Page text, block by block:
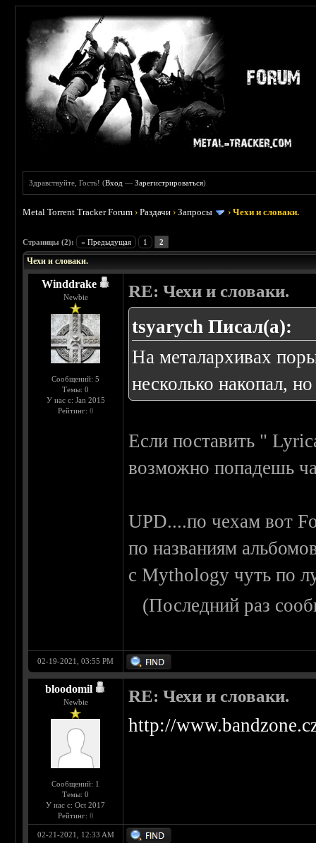
Здравствуйте, Гость! (Вход —Зарегистрироваться)
Metal Torrent Tracker Forum ›Раздачи ›Запросы ›Чехи и словаки.
Страницы (2): « Предыдущая 1 2
Чехи и словаки.
Winddrake
Newbie
Сообщений: 5
Темы: 0
У нас с: Jan 2015
Рейтинг: 0
RE: Чехи и словаки.
tsyarych Писал(а):
На металархивах
несколько накопал,
Если поставить "
возможно попадешь
UPD....по чехам вот
по названиям
c Mythology чуть по
(Последний раз
02-19-2021, 03:55 PM
bloodomil
Newbie
Сообщений: 1
Темы: 0
У нас с: Oct 2017
Рейтинг: 0
RE: Чехи и словаки.
http://
02-21-2021, 12:33 AM